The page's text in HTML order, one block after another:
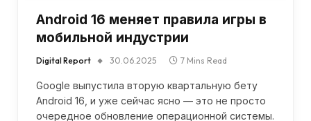
Android 16 меняет правила игры в
мобильной индустрии
Digital Report 30.06.2025 7 Mins Read
Google выпустила вторую квартальную бету
Android 16, и уже сейчас ясно — это не просто
очередное обновление операционной системы.